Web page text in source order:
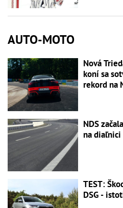
AUTO-MOTO
Nová
koní sa
rekord na
NDS
na diaľnici
TEST:
DSG -